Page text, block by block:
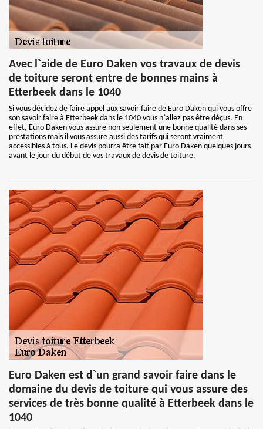
Avec l`aide de Euro Daken vos travaux de devis
de toiture seront entre de bonnes mains à
Etterbeek dans le 1040
Si vous décidez de faire appel aux savoir faire de Euro Daken qui vous offre
son savoir faire à Etterbeek dans le 1040 vous n`allez pas être déçus. En
effet, Euro Daken vous assure non seulement une bonne qualité dans ses
prestations mais il vous assure aussi des tarifs qui seront vraiment
accessibles à tous. Le devis pourra être fait par Euro Daken quelques jours
avant le jour du début de vos travaux de devis de toiture.
Euro Daken est d`un grand savoir faire dans le
domaine du devis de toiture qui vous assure des
services de très bonne qualité à Etterbeek dans le
1040